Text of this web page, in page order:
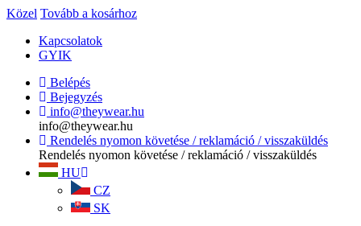
Közel Tovább a kosárhoz
Kapcsolatok
GYIK
Belépés
Bejegyzés
info@theywear.hu
info@theywear.hu
Rendelés nyomon követése / reklamáció / visszaküldés
Rendelés nyomon követése / reklamáció / visszaküldés
HU
CZ
SK